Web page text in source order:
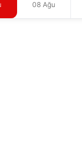
08 Ağu